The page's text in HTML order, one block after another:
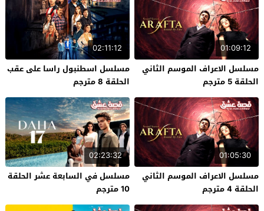
01:09:12
مسلسل الاعراف الموسم الثاني
الحلقة 5 مترجم
02:11:12
مسلسل اسطنبول راسا على عقب
الحلقة 8 مترجم
01:05:30
مسلسل الاعراف الموسم الثاني
الحلقة 4 مترجم
02:23:32
مسلسل في السابعة عشر الحلقة
10 مترجم